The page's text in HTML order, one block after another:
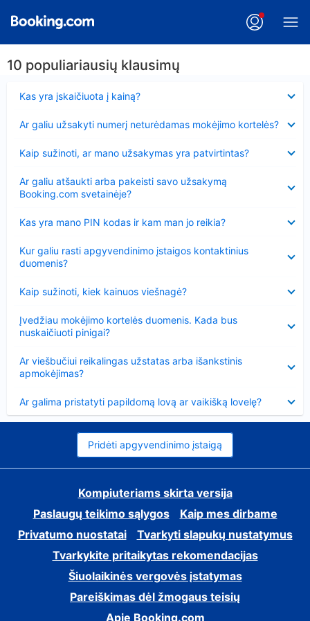
10 populiariausių klausimų
Kas yra įskaičiuota į kainą?
Ar galiu užsakyti numerį neturėdamas mokėjimo kortelės?
Kaip sužinoti, ar mano užsakymas yra patvirtintas?
Ar galiu atšaukti arba pakeisti savo užsakymą
Booking.com svetainėje?
Kas yra mano PIN kodas ir kam man jo reikia?
Kur galiu rasti apgyvendinimo įstaigos kontaktinius
duomenis?
Kaip sužinoti, kiek kainuos viešnagė?
Įvedžiau mokėjimo kortelės duomenis. Kada bus
nuskaičiuoti pinigai?
Ar viešbučiui reikalingas užstatas arba išankstinis
apmokėjimas?
Ar galima pristatyti papildomą lovą ar vaikišką lovelę?
Pridėti apgyvendinimo įstaigą
Kompiuteriams skirta versija
Paslaugų teikimo sąlygos
Kaip mes dirbame
Privatumo nuostatai
Tvarkyti slapukų nustatymus
Tvarkykite pritaikytas rekomendacijas
Šiuolaikinės vergovės įstatymas
Pareiškimas dėl žmogaus teisių
Apie Booking.com